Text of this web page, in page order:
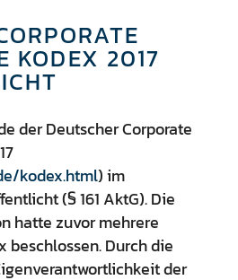
KODEX 2017
der Deutscher Corporate
kodex.html) im
(§ 161 AktG). Die
hatte zuvor mehrere
beschlossen. Durch die
der